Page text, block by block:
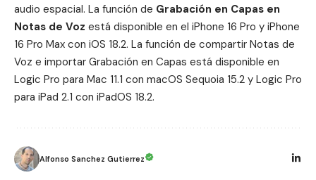
audio espacial. La función de Grabación en Capas en
Notas de Voz está disponible en el iPhone 16 Pro y iPhone
16 Pro Max con iOS 18.2. La función de compartir Notas de
Voz e importar Grabación en Capas está disponible en
Logic Pro para Mac 11.1 con macOS Sequoia 15.2 y Logic Pro
para iPad 2.1 con iPadOS 18.2.
Alfonso Sanchez Gutierrez